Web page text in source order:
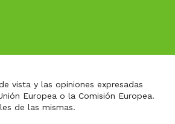
vista y las opiniones expresadas
Europea o la Comisión Europea.
de las mismas.